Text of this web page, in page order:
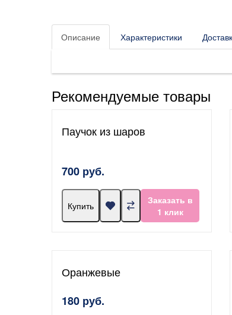
Описание Характеристики
Рекомендуемые товары
Паучок из шаров
700 руб.
Купить
Заказать в
1 клик
Оранжевые
180 руб.